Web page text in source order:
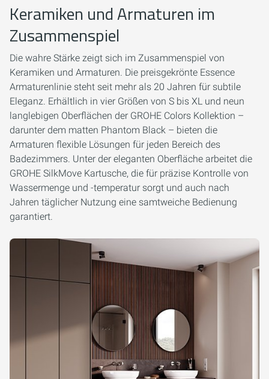
Keramiken und Armaturen im
Zusammenspiel
Die wahre Stärke zeigt sich im Zusammenspiel von
Keramiken und Armaturen. Die preisgekrönte Essence
Armaturenlinie steht seit mehr als 20 Jahren für subtile
Eleganz. Erhältlich in vier Größen von S bis XL und neun
langlebigen Oberflächen der GROHE Colors Kollektion –
darunter dem matten Phantom Black – bieten die
Armaturen flexible Lösungen für jeden Bereich des
Badezimmers. Unter der eleganten Oberfläche arbeitet die
GROHE SilkMove Kartusche, die für präzise Kontrolle von
Wassermenge und -temperatur sorgt und auch nach
Jahren täglicher Nutzung eine samtweiche Bedienung
garantiert.